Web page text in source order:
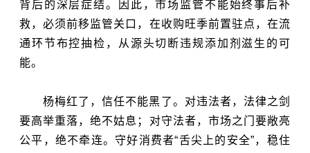
背后的深层症结。因此，市场监管不能始终事后补
救，必须前移监管关口，在收购旺季前置驻点，在流
通环节布控抽检，从源头切断违规添加剂滋生的可
能。
杨梅红了，信任不能黑了。对违法者，法律之剑
要高举重落，绝不姑息；对守法者，市场之门要敞亮
公平，绝不牵连。守好消费者“舌尖上的安全”，稳住